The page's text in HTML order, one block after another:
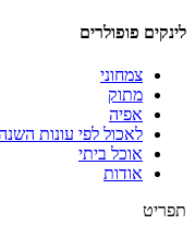
לינקים פופולרים
צמחוני
מתוק
אפיה
לאכול לפי עונות
אוכל ביתי
אודות
תפריט